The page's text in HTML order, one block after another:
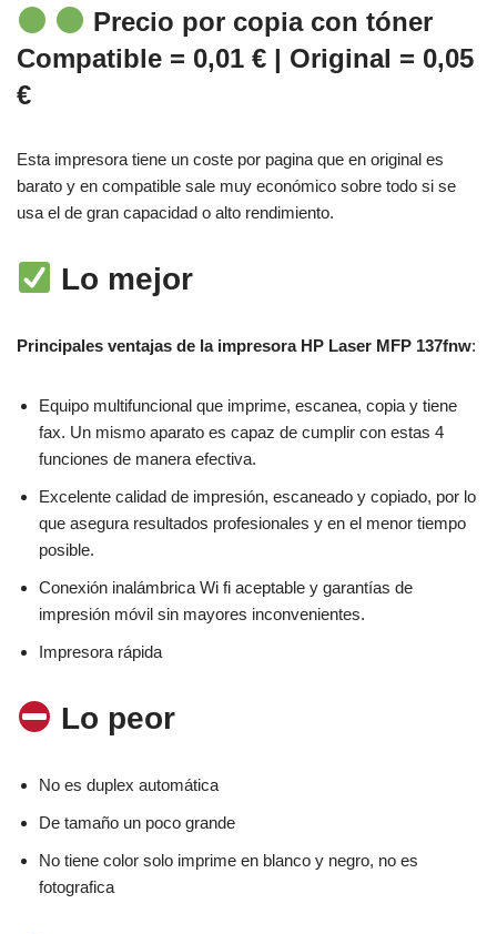
Precio por copia con tóner
Compatible = 0,01 € | Original = 0,05
€
Esta impresora tiene un coste por pagina que en original es
barato y en compatible sale muy económico sobre todo si se
usa el de gran capacidad o alto rendimiento.
Lo mejor
Principales ventajas de la impresora HP Laser MFP 137fnw:
Equipo multifuncional que imprime, escanea, copia y tiene
fax. Un mismo aparato es capaz de cumplir con estas 4
funciones de manera efectiva.
Excelente calidad de impresión, escaneado y copiado, por lo
que asegura resultados profesionales y en el menor tiempo
posible.
Conexión inalámbrica Wi fi aceptable y garantías de
impresión móvil sin mayores inconvenientes.
Impresora rápida
Lo peor
No es duplex automática
De tamaño un poco grande
No tiene color solo imprime en blanco y negro, no es
fotografica